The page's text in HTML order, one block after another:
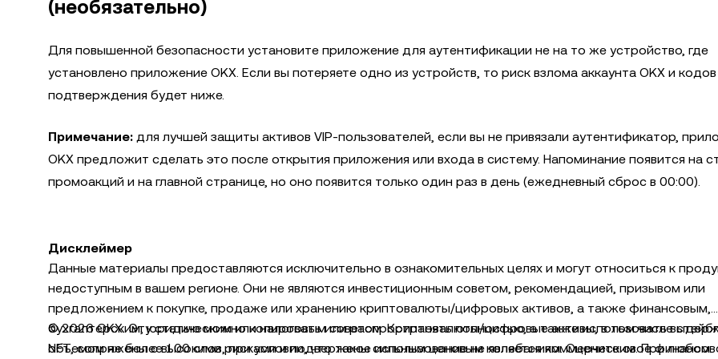
(необязательно)
Для повышенной безопасности установите приложение для аутентификации не на то же устройство, где
установлено приложение OKX. Если вы потеряете одно из устройств, то риск взлома аккаунта OKX и кодов
подтверждения будет ниже.
Примечание: для лучшей защиты активов VIP-пользователей, если вы не привязали аутентификатор,
OKX предложит сделать это после открытия приложения или входа в систему. Напоминание появится на
промоакций и на главной странице, но оно появится только один раз в день (ежедневный сброс в 00:00).
Дисклеймер
Данные материалы предоставляются исключительно в ознакомительных целях и могут относиться к
недоступным в вашем регионе. Они не являются инвестиционным советом, рекомендацией, призывом или
предложением к покупке, продаже или хранению криптовалюты/цифровых активов, а также финансовым,
бухгалтерским, юридическим или налоговым советом. Криптовалюты/цифровые активы, в том числе
NFT, сопряжены с высокими рисками и подвержены сильным ценовым колебаниям. Оцените свое
© 2026 OKX. Эту статью можно копировать или распространять полностью, а также использовать
объемом не более 100 слов, при условии, что такое использование не является коммерческим. При любом